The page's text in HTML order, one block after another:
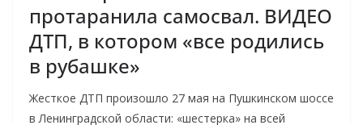
протаранила самосвал. ВИДЕО
ДТП, в котором «все родились
в рубашке»
Жесткое ДТП произошло 27 мая на Пушкинском шоссе
в Ленинградской области: «шестерка» на всей